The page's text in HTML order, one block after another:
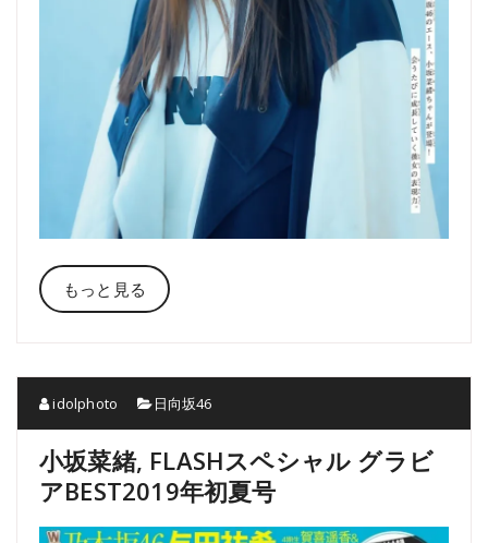
もっと見る
idolphoto 日向坂46
小坂菜緒, FLASHスペシャル グラビ
アBEST2019年初夏号